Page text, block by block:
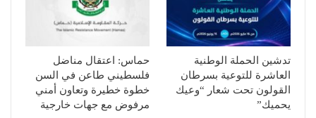
تدشين الحملة الوطنية
العاشرة للتوعية بسرطان
القولون تحت شعار “وعيك
يحميك”
حماس: اعتقال مناضل
فلسطيني طاعن في السن
خطوة خطيرة وتعاون أمني
مرفوض مع جهات خارجية